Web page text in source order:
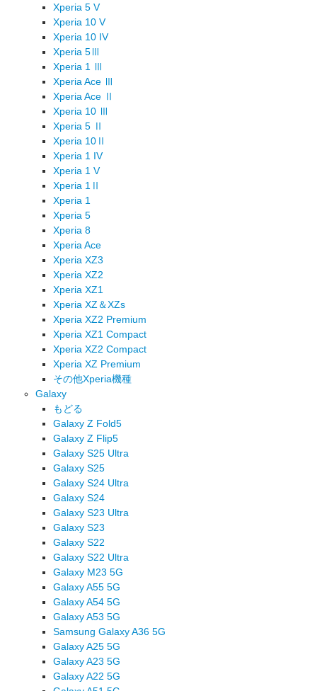
Xperia 5 V
Xperia 10 V
Xperia 10 IV
Xperia 5Ⅲ
Xperia 1 Ⅲ
Xperia Ace Ⅲ
Xperia Ace Ⅱ
Xperia 10 Ⅲ
Xperia 5 Ⅱ
Xperia 10Ⅱ
Xperia 1 IV
Xperia 1 V
Xperia 1Ⅱ
Xperia 1
Xperia 5
Xperia 8
Xperia Ace
Xperia XZ3
Xperia XZ2
Xperia XZ1
Xperia XZ＆XZs
Xperia XZ2 Premium
Xperia XZ1 Compact
Xperia XZ2 Compact
Xperia XZ Premium
その他Xperia機種
Galaxy
もどる
Galaxy Z Fold5
Galaxy Z Flip5
Galaxy S25 Ultra
Galaxy S25
Galaxy S24 Ultra
Galaxy S24
Galaxy S23 Ultra
Galaxy S23
Galaxy S22
Galaxy S22 Ultra
Galaxy M23 5G
Galaxy A55 5G
Galaxy A54 5G
Galaxy A53 5G
Samsung Galaxy A36 5G
Galaxy A25 5G
Galaxy A23 5G
Galaxy A22 5G